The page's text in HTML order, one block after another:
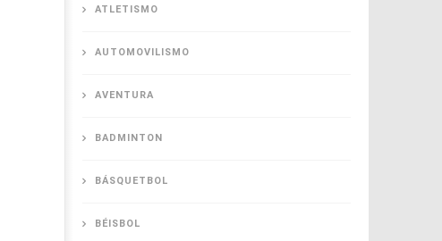
ATLETISMO
AUTOMOVILISMO
AVENTURA
BADMINTON
BÁSQUETBOL
BÉISBOL